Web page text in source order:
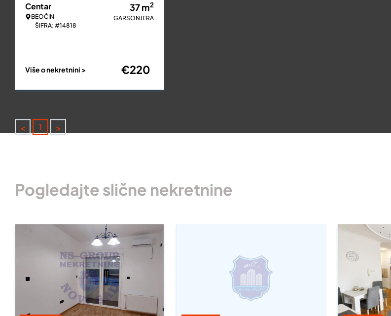
Centar
BEOČIN
ŠIFRA: #14818
37m2
GARSONJERA
Više o nekretnini > €220
< 1 >
Pogledajte slične nekretnine